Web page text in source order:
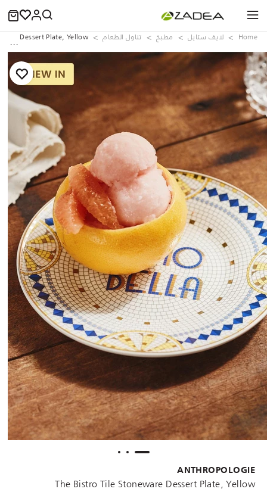
Home لايف ستايل مطبخ تناول الطعام Dessert Plate, Yellow
ANTHROPOLOGIE
The Bistro Tile Stoneware Dessert Plate, Yellow